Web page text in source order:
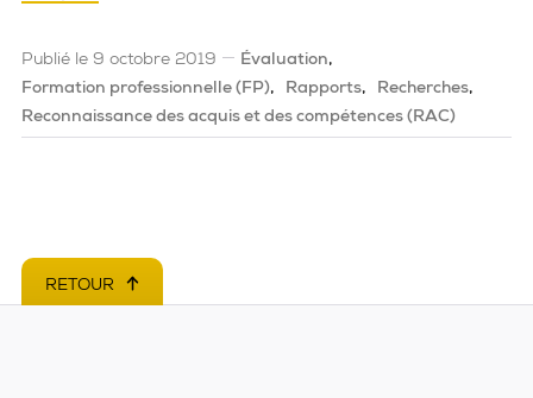
Publié le 9 octobre 2019
Évaluation
Formation professionnelle (FP)
Rapports
Recherches
Reconnaissance des acquis et des compétences (RAC)
RETOUR EN HAUT DE PAGE